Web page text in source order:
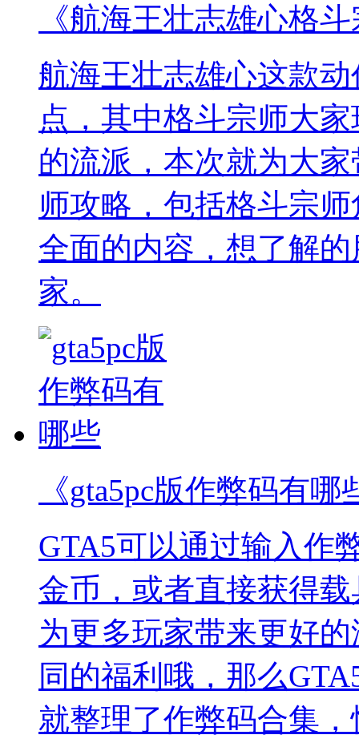
《航海王壮志雄心格
航海王壮志雄心这款
点，其中格斗宗师大
的流派，本次就为大
师攻略，包括格斗宗
全面的内容，想了解
家。
《gta5pc版作弊码有哪
GTA5可以通过输入作
金币，或者直接获得
为更多玩家带来更好
同的福利哦，那么
就整理了作弊码合集